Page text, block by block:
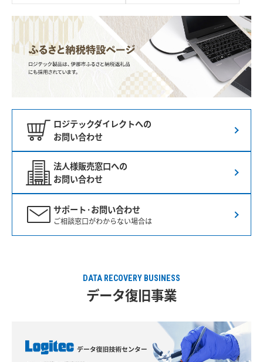
ロジテックダイレクトへの
お問い合わせ
法人様販売窓口への
お問い合わせ
サポート·お問い合わせ
ご相談窓口がわからない場合は
DATA RECOVERY BUSINESS
データ復旧事業